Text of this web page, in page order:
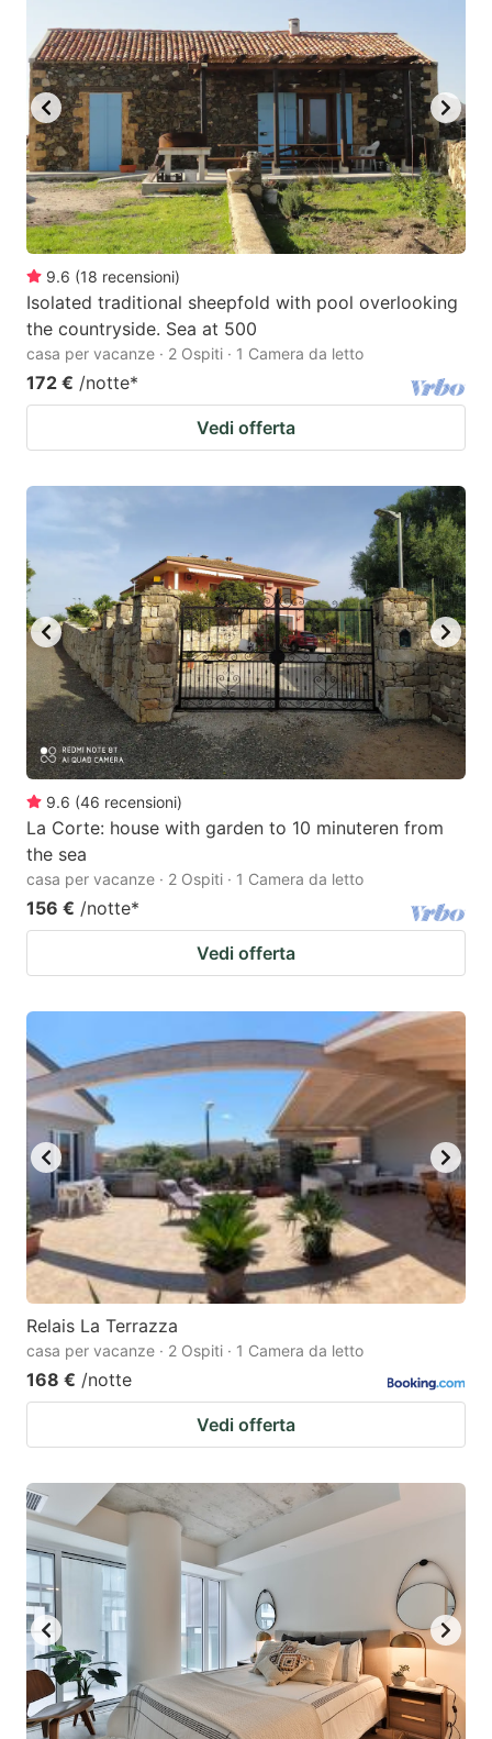
9.6 (18 recensioni)
Isolated traditional sheepfold with pool overlooking
the countryside. Sea at 500
casa per vacanze · 2 Ospiti · 1 Camera da letto
172 € /notte*
Vedi offerta
9.6 (46 recensioni)
La Corte: house with garden to 10 minuteren from
the sea
casa per vacanze · 2 Ospiti · 1 Camera da letto
156 € /notte*
Vedi offerta
Relais La Terrazza
casa per vacanze · 2 Ospiti · 1 Camera da letto
168 € /notte
Vedi offerta